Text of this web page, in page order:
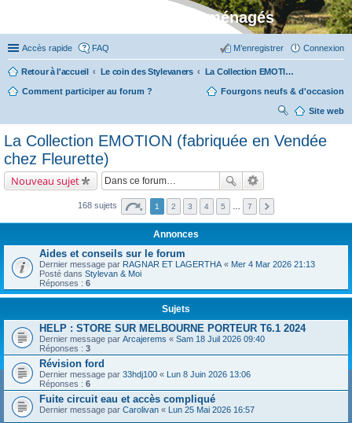
Stylevan - Vans aménagés
Accès rapide FAQ Connexion
M’enregistrer
Retour à l'accueil Le coin des Stylevaners La Collection EMOTION (fabriquée en Vendée chez Fleurette)
Comment participer au forum ? Fourgons neufs & d'occasion
Site web
her
La Collection EMOTION (fabriquée en Vendée
chez Fleurette)
Nouveau sujet
168 sujets 1 2 3 4 5 7
Annonces
Aides et conseils sur le forum
Dernier message par RAGNAR ET LAGERTHA « Mer 4 Mar 2026 21:13
Posté dans Stylevan & Moi
Réponses : 6
Sujets
HELP : STORE SUR MELBOURNE PORTEUR T6.1 2024
Dernier message par Arcajerems « Sam 18 Juil 2026 09:40
Réponses : 3
Révision ford
Dernier message par 33hdj100 « Lun 8 Juin 2026 13:06
Réponses : 6
Fuite circuit eau et accès compliqué
Dernier message par Carolivan « Lun 25 Mai 2026 16:57